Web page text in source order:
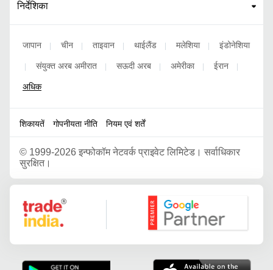
निर्देशिका
जापान चीन ताइवान थाईलैंड मलेशिया इंडोनेशिया
संयुक्त अरब अमीरात सऊदी अरब अमेरीका ईरान
अधिक
शिकायतें गोपनीयता नीति नियम एवं शर्तें
© 1999-2026 इन्फोकॉम नेटवर्क प्राइवेट लिमिटेड। सर्वाधिकार
सुरक्षित।
Google Partner